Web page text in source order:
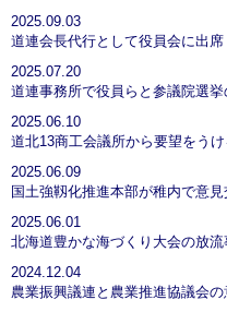
2025.09.03
道連会長代行として役員会に出席
2025.07.20
道連事務所で役員らと参議院選
2025.06.10
道北13商工会議所から要望をうけ
2025.06.09
国土強靱化推進本部が稚内で意見
2025.06.01
北海道豊かな海づくり大会の放流
2024.12.04
農業振興議連と農業推進協議会